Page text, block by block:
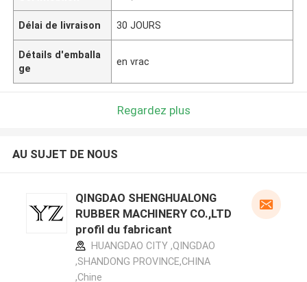
Délai de livraison 30 JOURS
Détails d'emballa
ge
en vrac
Regardez plus
AU SUJET DE NOUS
QINGDAO SHENGHUALONG
RUBBER MACHINERY CO.,LTD
profil du fabricant
HUANGDAO CITY ,QINGDAO
,SHANDONG PROVINCE,CHINA
,Chine